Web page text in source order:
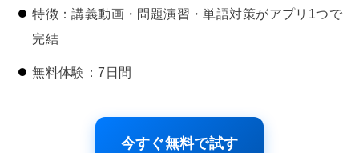
特徴：講義動画・問題演習・単語対策がアプリ1つで
完結
無料体験：7日間
今すぐ無料で試す